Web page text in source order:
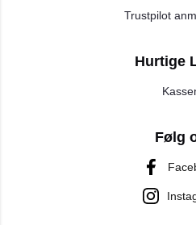
Trustpilot
Hurtige
Følg